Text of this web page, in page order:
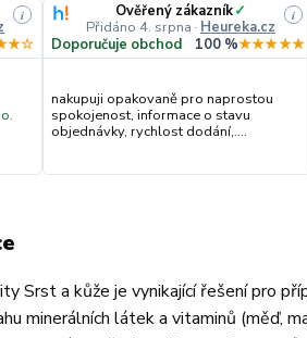
i Ověřený zákazník✓
Přidáno 4. srpna · Heureka.cz
i
Doporučuje obchod 100 %★★★★★
nakupuji opakovaně pro naprostou
spokojenost, informace o stavu
objednávky, rychlost dodání,....
Srst a kůže je vynikající řešení pro
minerálních látek a vitaminů (měď,